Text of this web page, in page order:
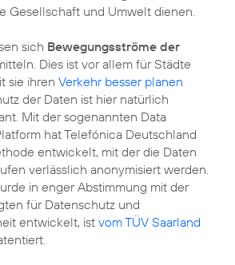
Gesellschaft und Umwelt dienen.
sich Bewegungsströme der
Dies ist vor allem für Städte
sie ihren Verkehr besser planen
der Daten ist hier natürlich
Mit der sogenannten Data
hat Telefónica Deutschland
entwickelt, mit der die Daten
verlässlich anonymisiert werden.
in enger Abstimmung mit der
für Datenschutz und
entwickelt, ist vom TÜV Saarland